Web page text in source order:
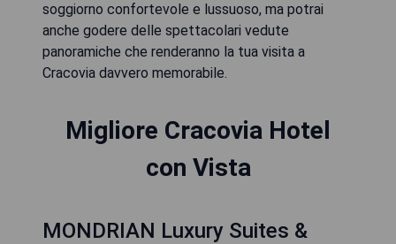
soggiorno confortevole e lussuoso, ma potrai
anche godere delle spettacolari vedute
panoramiche che renderanno la tua visita a
Cracovia davvero memorabile.
Migliore Cracovia Hotel
con Vista
MONDRIAN Luxury Suites &